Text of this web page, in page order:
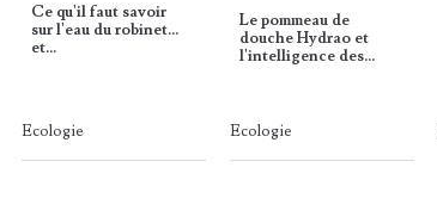
Ce qu'il faut savoir
sur l'eau du robinet...
et…
Ecologie
Le pommeau de
douche Hydrao et
l'intelligence des…
Ecologie